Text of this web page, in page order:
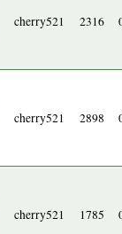
cherry521 2316
cherry521 2898
cherry521 1785